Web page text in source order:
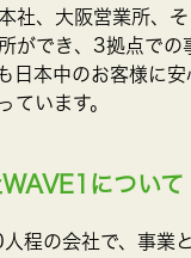
社、大阪営業所、
ができ、3拠点での
日本中のお客様に
ています。
について
程の会社で、事業